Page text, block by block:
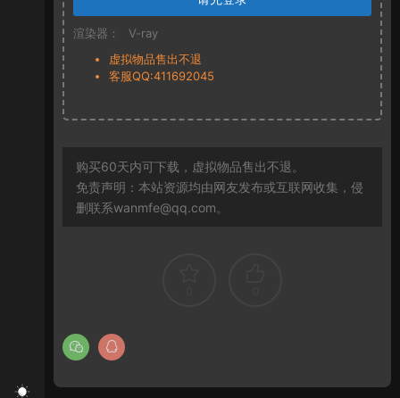
渲染器：
V-ray
虚拟物品售出不退
客服QQ:411692045
购买60天内可下载，虚拟物品售出不退。
免责声明：本站资源均由网友发布或互联网收集，侵
删联系wanmfe@qq.com。